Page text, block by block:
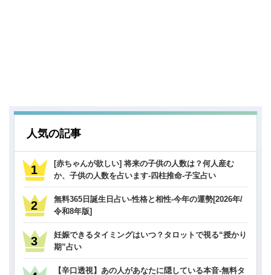
人気の記事
[赤ちゃんが欲しい] 将来の子供の人数は？何人産む
か、子供の人数を占います-四柱推命-子宝占い
無料365日誕生日占い-性格と相性-今年の運勢[2026年/
令和8年版]
妊娠できるタイミングはいつ？タロットで視る“授かり
期”占い
【辛口透視】あの人があなたに隠している本音-無料タ